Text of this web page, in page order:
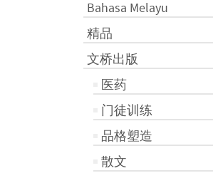
Bahasa Melayu
精品
文桥出版
医药
门徒训练
品格塑造
散文